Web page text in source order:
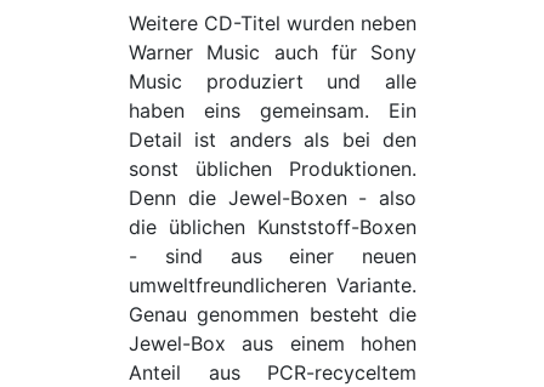
Weitere CD-Titel wurden neben
Warner Music auch für Sony
Music produziert und alle
haben eins gemeinsam. Ein
Detail ist anders als bei den
sonst üblichen Produktionen.
Denn die Jewel-Boxen - also
die üblichen Kunststoff-Boxen
- sind aus einer neuen
umweltfreundlicheren Variante.
Genau genommen besteht die
Jewel-Box aus einem hohen
Anteil aus PCR-recyceltem